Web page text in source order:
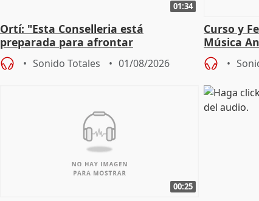
01:34
Ortí: "Esta Conselleria está
preparada para afrontar
absolutamente todos los escenarios"
Sonido Totales 01/08/2026
Curso y
Música
00:25